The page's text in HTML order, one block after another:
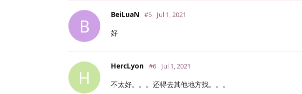
B
BeiLuaN #5 Jul 1, 2021
好
H
HercLyon #6 Jul 1, 2021
不太好。。。还得去其他地方找。。。